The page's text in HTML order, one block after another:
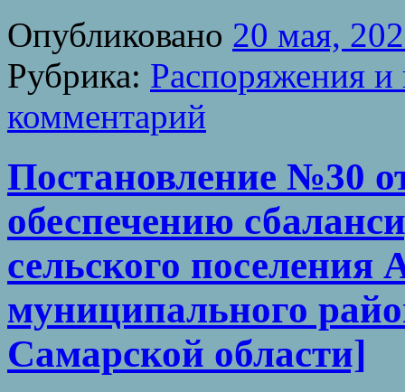
Опубликовано 20 мая,
Рубрика: Распоряжения и
комментарий
Постановление №30
обеспечению
сельского поселения
муниципального
Самарской области]